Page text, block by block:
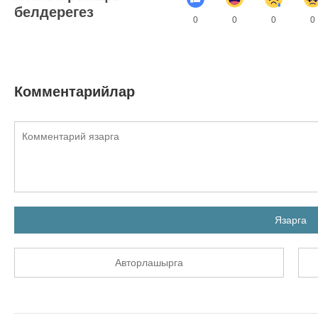
белдерегез
0 0 0 0
Комментарийлар
Язарга
Авторлашырга